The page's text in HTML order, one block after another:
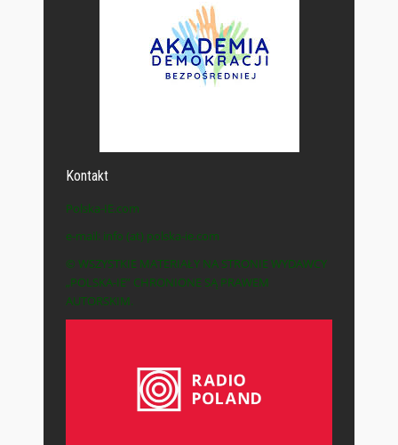
Kontakt
Polska-IE.com
e-mail: info (at) polska-ie.com
© WSZYSTKIE MATERIAŁY NA STRONIE WYDAWCY
„POLSKA-IE” CHRONIONE SĄ PRAWEM
AUTORSKIM.